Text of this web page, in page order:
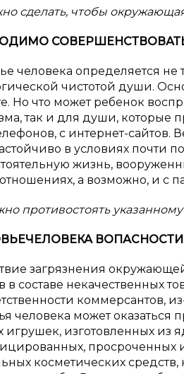
сделать, чтобы
человека определяется
чистотой души.
Но что может ребенок
так и для души, которые
с интернет-сайтов.
в условиях почти
жизнь,
а возможно, и с
противостоять
ЧЕЛОВЕКА ВОПАСНОСТИ
загрязнения
в составе некачественных
коммерсантов,
человека может оказаться
игрушек, изготовленных из
просроченных
косметических